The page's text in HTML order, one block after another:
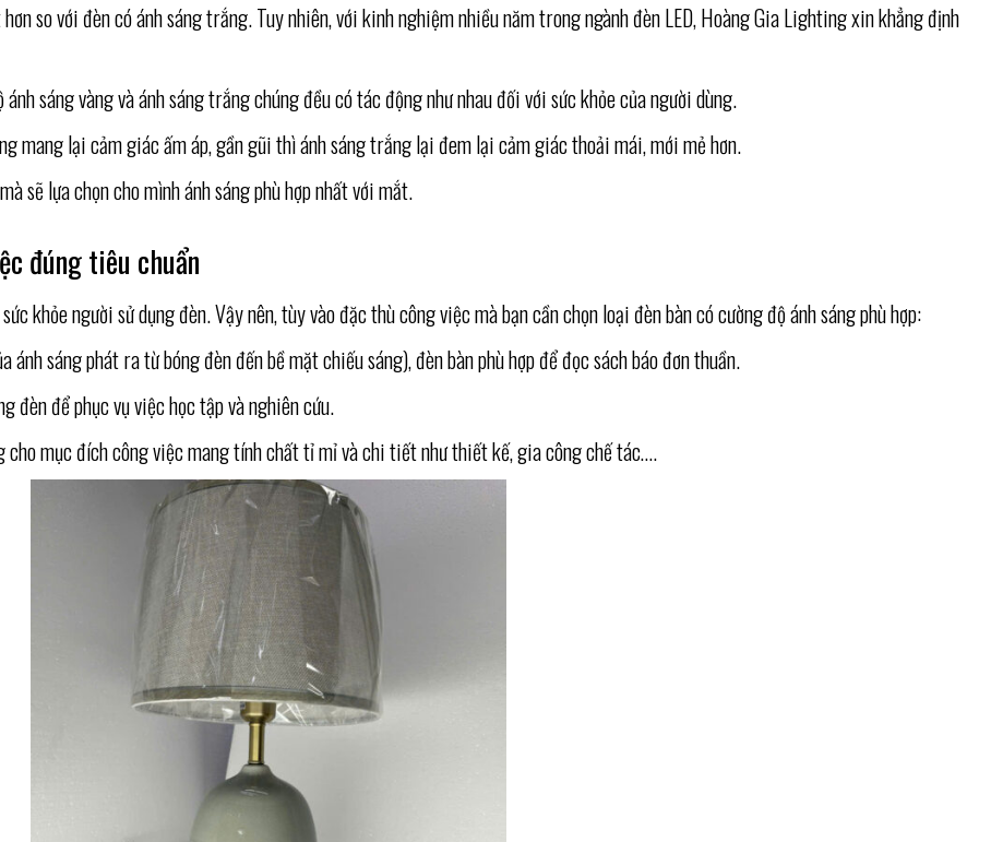
so với đèn có ánh sáng trắng. Tuy nhiên, với kinh nghiệm nhiều năm trong ngành đèn LED, Hoàng Gia Lighting xin khẳng định
sáng vàng và ánh sáng trắng chúng đều có tác động như nhau đối với sức khỏe của người dùng.
mang lại cảm giác ấm áp, gần gũi thì ánh sáng trắng lại đem lại cảm giác thoải mái, mới mẻ hơn.
sẽ lựa chọn cho mình ánh sáng phù hợp nhất với mắt.
đúng tiêu chuẩn
khỏe người sử dụng đèn. Vậy nên, tùy vào đặc thù công việc mà bạn cần chọn loại đèn bàn có cường độ ánh sáng phù hợp:
sáng phát ra từ bóng đèn đến bề mặt chiếu sáng), đèn bàn phù hợp để đọc sách báo đơn thuần.
đèn để phục vụ việc học tập và nghiên cứu.
mục đích công việc mang tính chất tỉ mỉ và chi tiết như thiết kế, gia công chế tác….